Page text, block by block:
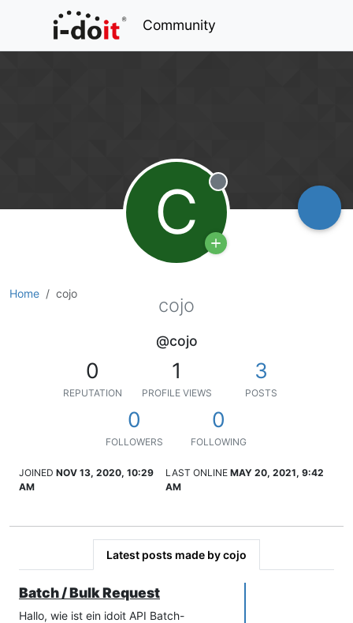
Community
C Offline
Home cojo
cojo
@cojo
0
REPUTATION
1
PROFILE VIEWS
3
POSTS
0
FOLLOWERS
0
FOLLOWING
JOINED NOV 13, 2020, 10:29
AM
LAST ONLINE MAY 20, 2021, 9:42
AM
Latest posts made by cojo
Batch / Bulk Request
Hallo, wie ist ein idoit API Batch-